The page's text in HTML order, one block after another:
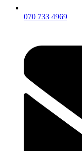
070 733 4969